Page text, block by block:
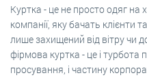
Куртка - це не просто одяг
компанії, яку бачать клієнти
лише захищений від вітру чи
фірмова куртка - це і турбота
просування, і частину